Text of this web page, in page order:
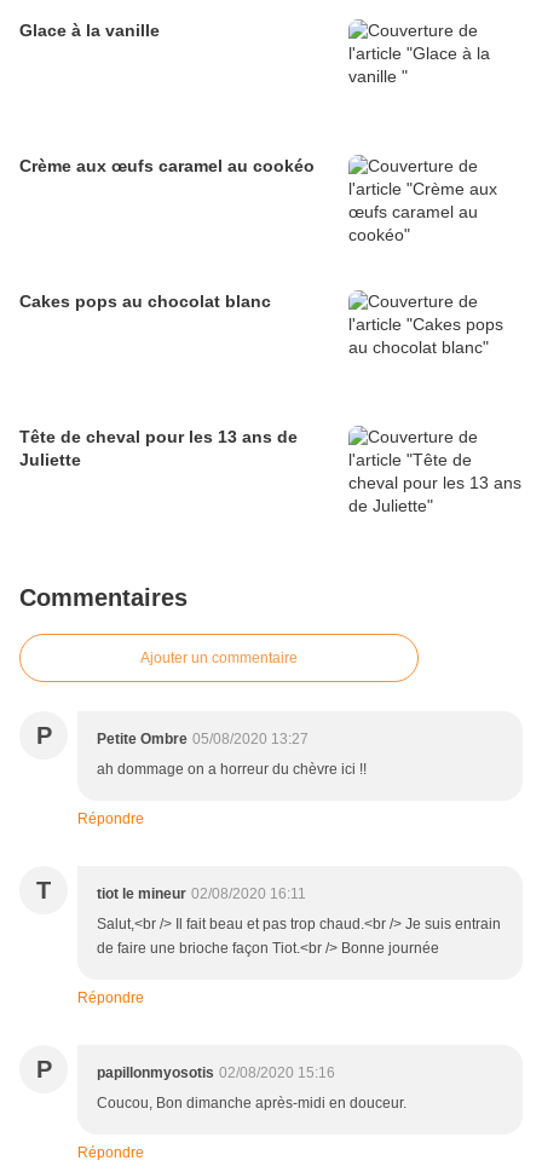
Glace à la vanille
Crème aux œufs caramel au cookéo
Cakes pops au chocolat blanc
Tête de cheval pour les 13 ans de
Juliette
Commentaires
Ajouter un commentaire
P Petite Ombre 05/08/2020 13:27
ah dommage on a horreur du chèvre ici !!
Répondre
T tiot le mineur 02/08/2020 16:11
Salut,<br /> Il fait beau et pas trop chaud.<br /> Je suis entrain
de faire une brioche façon Tiot.<br /> Bonne journée
Répondre
P papillonmyosotis 02/08/2020 15:16
Coucou, Bon dimanche après-midi en douceur.
Répondre